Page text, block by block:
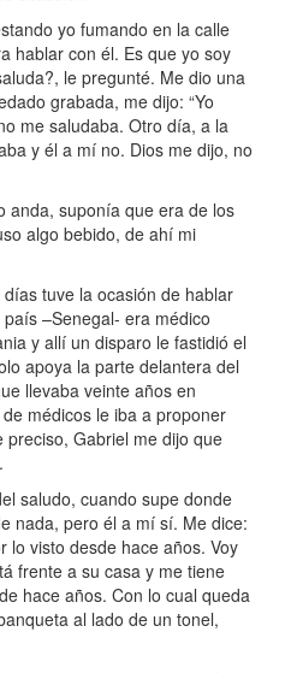
yo fumando en la calle
hablar con él. Es que yo soy
le pregunté. Me dio una
grabada, me dijo: “Yo
me saludaba. Otro día, a la
y él a mí no. Dios me dijo, no
suponía que era de los
algo bebido, de ahí mi
tuve la ocasión de hablar
–Senegal- era médico
y allí un disparo le fastidió el
apoya la parte delantera del
llevaba veinte años en
médicos le iba a proponer
Gabriel me dijo que
saludo, cuando supe donde
nada, pero él a mí sí. Me dice:
lo visto desde hace años. Voy
frente a su casa y me tiene
hace años. Con lo cual queda
al lado de un tonel,